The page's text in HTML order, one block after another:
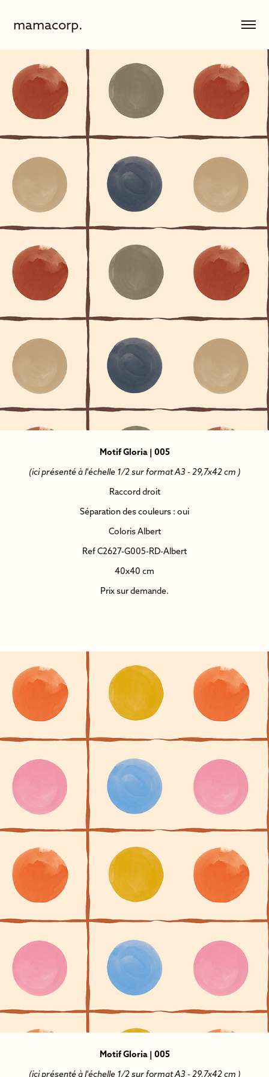
mamacorp.
Motif Gloria | 005
(ici présenté à l'échelle 1/2 sur format A3 - 29,7x42 cm )
Raccord droit
Séparation des couleurs : oui
Coloris Albert
Ref C2627-G005-RD-Albert
40x40 cm
Prix sur demande.
Motif Gloria | 005
(ici présenté à l'échelle 1/2 sur format A3 - 29,7x42 cm )